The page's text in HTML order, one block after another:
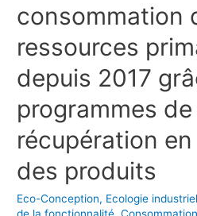
consommation
ressources
depuis 2017
programmes de
récupération
des produits
Eco-Conception, Ecologie
de la fonctionnalité,